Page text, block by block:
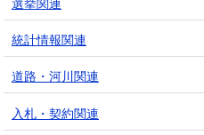
選挙関連
統計情報関連
道路・河川関連
入札・契約関連